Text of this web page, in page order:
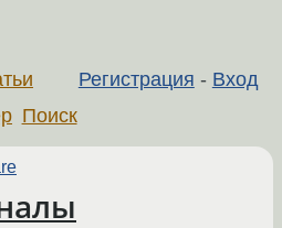
Регистрация - Вход
Поиск